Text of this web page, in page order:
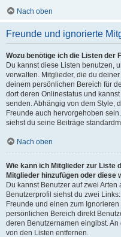
Nach oben
Freunde und ignorierte
Wozu benötige ich die Listen der
Du kannst diese Listen benutzen,
verwalten. Mitglieder, die du
deinem persönlichen Bereich für
dort deren Onlinestatus und
senden. Abhängig von dem Style,
Freunde auch hervorgehoben
siehst du seine Beiträge
Nach oben
Wie kann ich Mitglieder zur Liste
Mitglieder hinzufügen oder diese
Du kannst Benutzer auf zwei
Benutzerprofil siehst du zwei
Freunde und einen zum
persönlichen Bereich direkt
deren Benutzernamen eingibst.
von den Listen entfernen.